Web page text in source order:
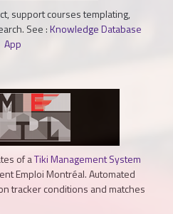
support courses templating,
See :Knowledge Database
App
of aTiki Management System
Emploi Montréal. Automated
tracker conditions and matches.